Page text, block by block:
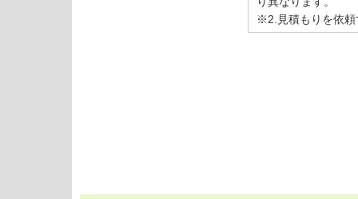
※2.見積もりを依頼